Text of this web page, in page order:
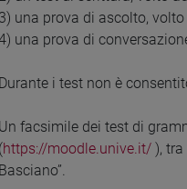
3) una prova di ascolto,
una prova di
Durante i test non è
Un facsimile dei test di
(https://moodle.unive.it/ ),
Basciano”.